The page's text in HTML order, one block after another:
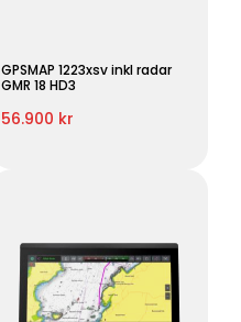
GPSMAP 1223xsv inkl radar
GMR 18 HD3
56.900 kr